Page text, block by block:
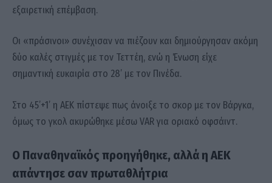
εξαιρετική επέμβαση.
Οι «πράσινοι» συνέχισαν να πιέζουν και δημιούργησαν ακόμη
δύο καλές στιγμές με τον Τεττέη, ενώ η Ένωση είχε
σημαντική ευκαιρία στο 28’ με τον Πινέδα.
Στο 45’+1’ η ΑΕΚ πίστεψε πως άνοιξε το σκορ με τον Βάργκα,
όμως το γκολ ακυρώθηκε μέσω VAR για οριακό οφσάιντ.
Ο Παναθηναϊκός προηγήθηκε, αλλά η ΑΕΚ
απάντησε σαν πρωταθλήτρια